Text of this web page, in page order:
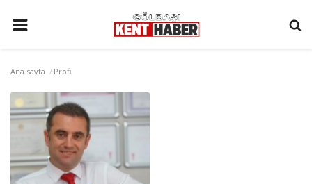
3. SAYFA
GÜNDEM
YAŞAM
Ana sayfa Profil